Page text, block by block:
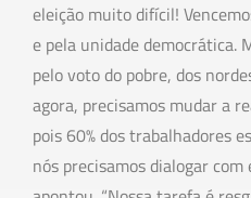
eleição muito difícil!
e pela unidade democrática.
pelo voto do pobre, dos
agora, precisamos mudar a
pois 60% dos trabalhadores
nós precisamos dialogar com